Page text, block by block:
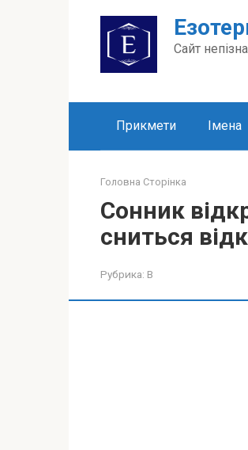
Сайт
Прикмети Імена
Головна Сторінка
Сонник
сниться
Рубрика: В